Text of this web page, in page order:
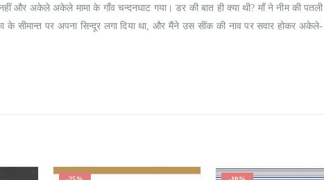
अकेले अकेले मामा के गाँव चन्दनघाट गया। डर की बात ही क्या थी? माँ ने नीम की पतली
के सीमान्त पर अपना सिन्दूर लगा दिया था, और मैंने उस सींक की नाव पर सवार होकर अकेले-